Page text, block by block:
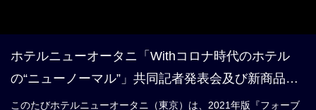
ホテルニューオータニ「Withコロナ時代のホテル
の“ニューノーマル”」共同記者発表会及び新商品発
表内覧会を実施
このたびホテルニューオータニ（東京）は、2021年版『フォーブ